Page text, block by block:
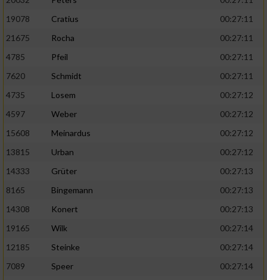
19078
Cratius
00:27:11
21675
Rocha
00:27:11
4785
Pfeil
00:27:11
7620
Schmidt
00:27:11
4735
Losem
00:27:12
4597
Weber
00:27:12
15608
Meinardus
00:27:12
13815
Urban
00:27:12
14333
Grüter
00:27:13
8165
Bingemann
00:27:13
14308
Konert
00:27:13
19165
Wilk
00:27:14
12185
Steinke
00:27:14
7089
Speer 00:27:14